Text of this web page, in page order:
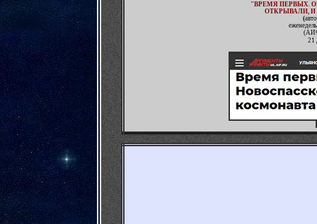
"ВРЕМЯ ПЕРВЫХ.
ОТКРЫВАЛИ,
(
21